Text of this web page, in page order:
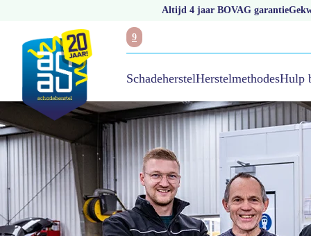
Altijd 4 jaar BOVAG garantie
9
SchadeherstelHerstelmethodesHulp
Aas hans van mierlo groep